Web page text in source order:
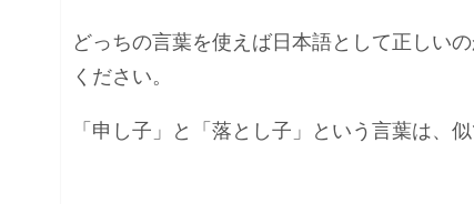
どっちの言葉を使えば日本語として正しい
ください。
「申し子」と「落とし子」という言葉は、